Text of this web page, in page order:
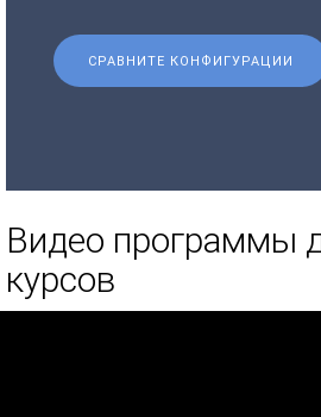
СРАВНИТЕ КОНФИГУРАЦИИ
Видео программы
курсов